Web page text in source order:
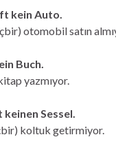
kein Auto.
otomobil satın
Buch.
yazmıyor.
Sessel.
koltuk getirmiyor.